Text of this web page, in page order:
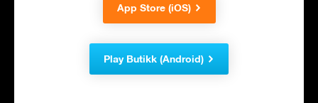
App Store (iOS)
Play Butikk (Android)